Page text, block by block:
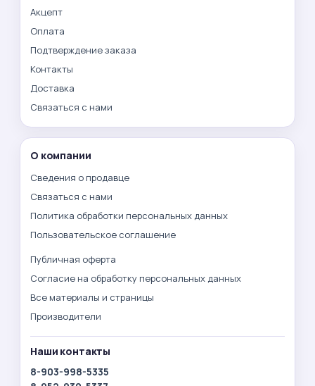
Акцепт
Оплата
Подтверждение заказа
Контакты
Доставка
Связаться с нами
О компании
Сведения о продавце
Связаться с нами
Политика обработки персональных данных
Пользовательское соглашение
Публичная оферта
Согласие на обработку персональных данных
Все материалы и страницы
Производители
Наши контакты
8-903-998-5335